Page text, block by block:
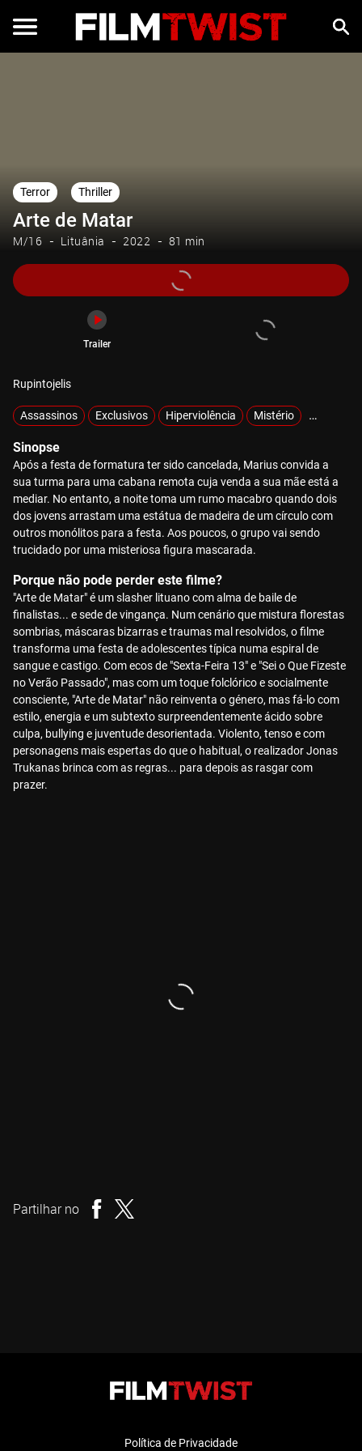
Terror Thriller
Arte de Matar
M/16 Lituânia 2022 81 min
Trailer
Rupintojelis
Assassinos Exclusivos Hiperviolência Mistério MOTELX
Sinopse
Após a festa de formatura ter sido cancelada, Marius convida a
sua turma para uma cabana remota cuja venda a sua mãe está a
mediar. No entanto, a noite toma um rumo macabro quando dois
dos jovens arrastam uma estátua de madeira de um círculo com
outros monólitos para a festa. Aos poucos, o grupo vai sendo
trucidado por uma misteriosa figura mascarada.
Porque não pode perder este filme?
"Arte de Matar" é um slasher lituano com alma de baile de
finalistas... e sede de vingança. Num cenário que mistura florestas
sombrias, máscaras bizarras e traumas mal resolvidos, o filme
transforma uma festa de adolescentes típica numa espiral de
sangue e castigo. Com ecos de "Sexta-Feira 13" e "Sei o Que Fizeste
no Verão Passado", mas com um toque folclórico e socialmente
consciente, "Arte de Matar" não reinventa o género, mas fá-lo com
estilo, energia e um subtexto surpreendentemente ácido sobre
culpa, bullying e juventude desorientada. Violento, tenso e com
personagens mais espertas do que o habitual, o realizador Jonas
Trukanas brinca com as regras... para depois as rasgar com
prazer.
Partilhar no
Política de Privacidade